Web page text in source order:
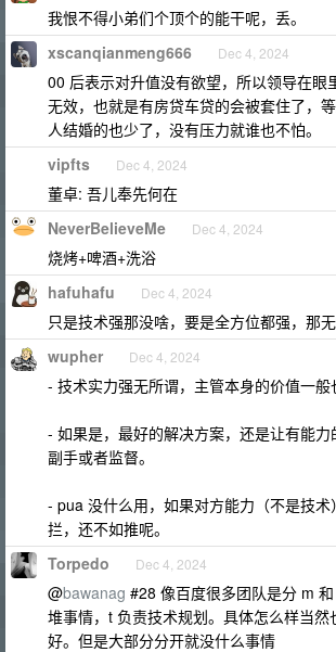
我恨不得小弟们个顶个的能干呢，丢。
xscanqianmeng666 Dec 4, 2024
00 后表示对升值没有欲望，所以领导在眼
无效，也就是有房贷车贷的会被套住了，
人结婚的也少了，没有压力就谁也不怕。
vipfts Dec 4, 2024
董卓: 吾儿奉先何在
NeverBelieveMe Dec 4, 2024
烧烤+啤酒+洗浴
hafuhafu Dec 4, 2024
只是技术强那没啥，要是全方位都强，那无
wupher Dec 4, 2024
- 技术实力强无所谓，主管本身的价值一般
- 如果是，最好的解决方案，还是让有能
副手或者监督。
- pua 没什么用，如果对方能力（不是技
拦，还不如推呢。
Torpedo Dec 4, 2024
@bawanag #28 像百度很多团队是分 m
堆事情，t 负责技术规划。具体怎么样当
好。但是大部分分开就没什么事情